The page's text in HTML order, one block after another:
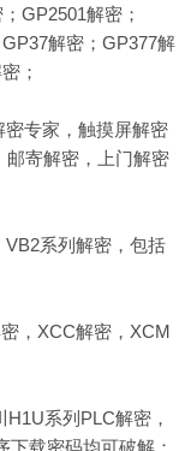
GP2501解密；
解密；GP377解
；
专家，触摸屏解密
邮寄解密，上门解密
系列解密，包括
，XCC解密，XCM
系列PLC解密，